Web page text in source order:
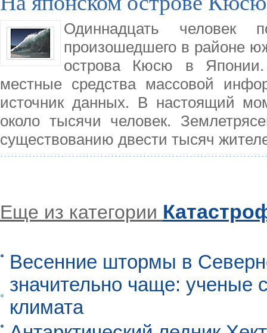
Одиннадцать человек
произошедшего в районе
острова Кюсю в
местные средства массовой
источник данных. В настоящий
около тысячи человек.
существованию двести тысяч
Еще из категории
Весенние штормы в
значительно чаще: ученые
климата